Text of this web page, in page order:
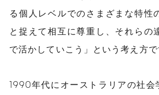
る個人レベルでのさまざまな特性
と捉えて相互に尊重し、それらの
で活かしていこう」という考え方で
1990年代にオーストラリアの社